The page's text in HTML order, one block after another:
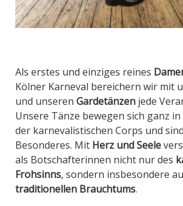
Als erstes und einziges reines
Kölner Karneval bereichern wir mit
und unseren Gardetänzen jede
Unsere Tänze bewegen sich ganz
der karnevalistischen Corps und
Besonderes. Mit Herz und Seele
als Botschafterinnen nicht nur des
Frohsinns, sondern insbesondere
traditionellen Brauchtums.